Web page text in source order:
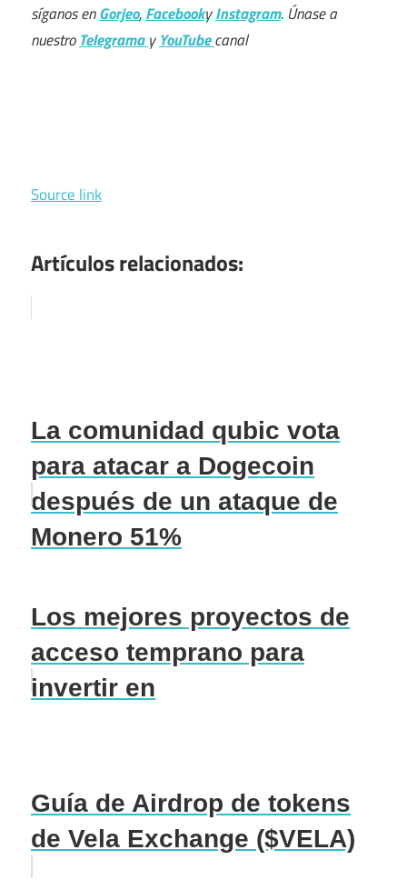
síganos enGorjeo,FacebookyInstagram. Únase a
nuestroTelegramayYouTubecanal
Source link
Artículos relacionados:
La comunidad qubic vota
para atacar a Dogecoin
después de un ataque de
Monero 51%
Los mejores proyectos de
acceso temprano para
invertir en
Guía de Airdrop de tokens
de Vela Exchange ($VELA)